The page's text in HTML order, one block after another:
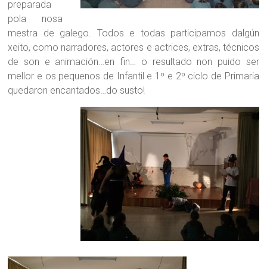
preparada
pola nosa
mestra de galego. Todos e todas participamos dalgún
xeito, como narradores, actores e actrices, extras, técnicos
de son e animación…en fin… o resultado non puido ser
mellor e os pequenos de Infantil e 1º e 2º ciclo de Primaria
quedaron encantados…do susto!